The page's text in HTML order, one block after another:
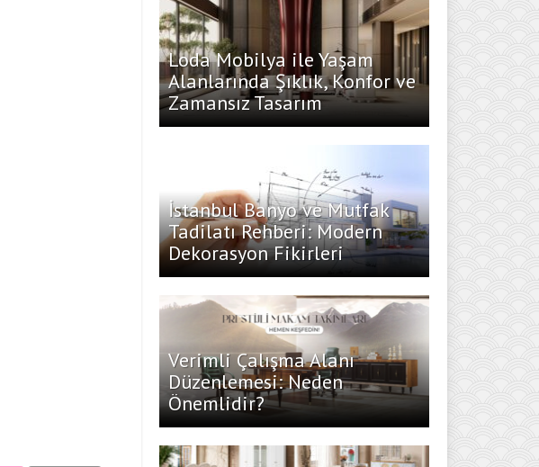
Loda Mobilya ile Yaşam
Alanlarında Şıklık, Konfor ve
Zamansız Tasarım
İstanbul Banyo ve Mutfak
Tadilatı Rehberi: Modern
Dekorasyon Fikirleri
Verimli Çalışma Alanı
Düzenlemesi: Neden
Önemlidir?